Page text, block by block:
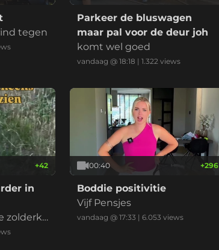
tegen
Parkeer de bluswagen
maar pal voor de deur joh
komt wel goed
vandaag @ 18:18 |1.322 views
+42
in
zolderka
00:40 +296
Boddie positivitie
Vijf Pensjes
vandaag @ 17:33 |6.053 views